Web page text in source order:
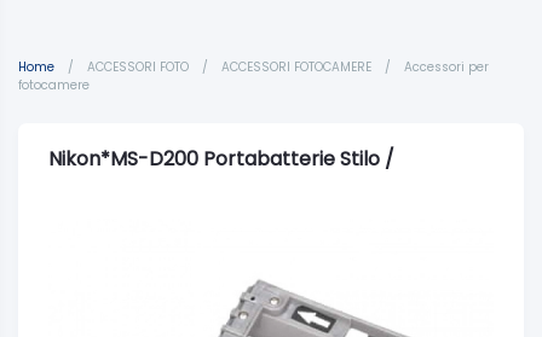
Home / ACCESSORI FOTO / ACCESSORI FOTOCAMERE /
Accessori per
fotocamere
Nikon*MS-D200 Portabatterie Stilo /